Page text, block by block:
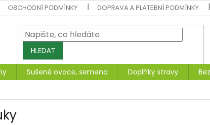
OBCHODNÍ PODMÍNKY DOPRAVA A PLATEBNÍ PODMÍNKY
HLEDAT
Sušené ovoce, semena Doplňky stravy